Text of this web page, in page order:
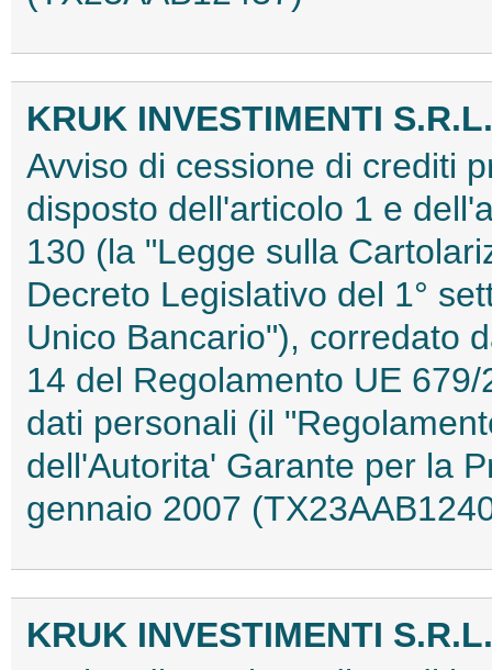
KRUK INVESTIMENTI S.R.L.
Avviso di cessione di crediti
disposto dell'articolo 1 e
130 (la "Legge sulla
Decreto Legislativo del 1°
Unico Bancario"), corredato
14 del Regolamento UE
dati personali (il
dell'Autorita' Garante per la
gennaio 2007
KRUK INVESTIMENTI S.R.L.